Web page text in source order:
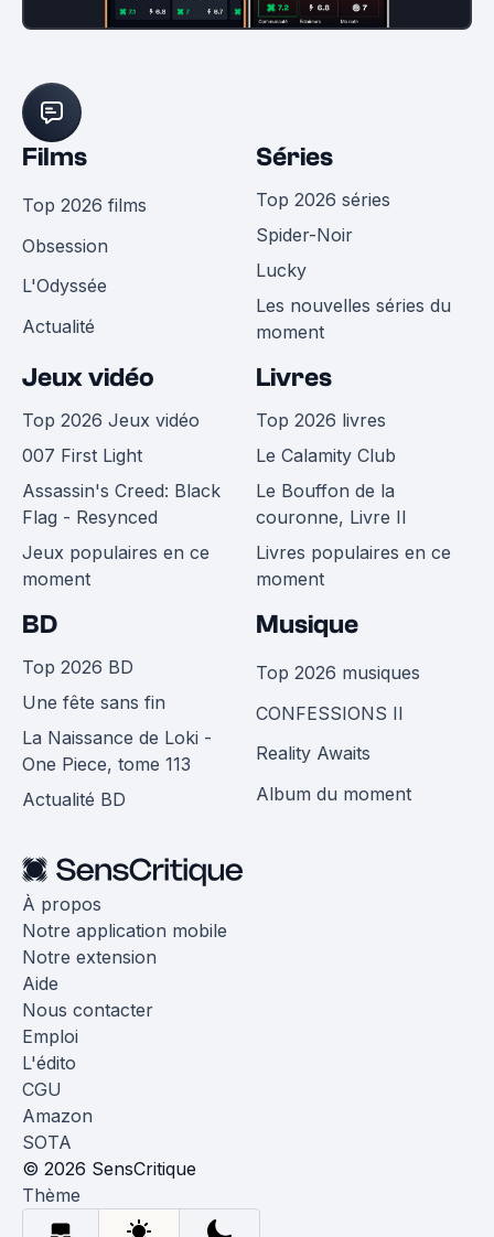
Films
Top 2026 films
Obsession
L'Odyssée
Actualité
Séries
Top 2026 séries
Spider-Noir
Lucky
Les nouvelles séries du
moment
Jeux vidéo
Top 2026 Jeux vidéo
007 First Light
Assassin's Creed: Black
Flag - Resynced
Jeux populaires en ce
moment
Livres
Top 2026 livres
Le Calamity Club
Le Bouffon de la
couronne, Livre II
Livres populaires en ce
moment
BD
Top 2026 BD
Une fête sans fin
La Naissance de Loki -
One Piece, tome 113
Actualité BD
Musique
Top 2026 musiques
CONFESSIONS II
Reality Awaits
Album du moment
À propos
Notre application mobile
Notre extension
Aide
Nous contacter
Emploi
L'édito
CGU
Amazon
SOTA
© 2026 SensCritique
Thème